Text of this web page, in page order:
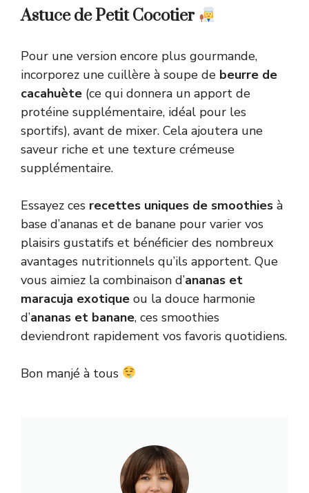
Astuce de Petit Cocotier
Pour une version encore plus gourmande,
incorporez une cuillère à soupe de beurre de
cacahuète (ce qui donnera un apport de
protéine supplémentaire, idéal pour les
sportifs), avant de mixer. Cela ajoutera une
saveur riche et une texture crémeuse
supplémentaire.
Essayez ces recettes uniques de smoothies à
base d’ananas et de banane pour varier vos
plaisirs gustatifs et bénéficier des nombreux
avantages nutritionnels qu’ils apportent. Que
vous aimiez la combinaison d’ananas et
maracuja exotique ou la douce harmonie
d’ananas et banane, ces smoothies
deviendront rapidement vos favoris quotidiens.
Bon manjé à tous